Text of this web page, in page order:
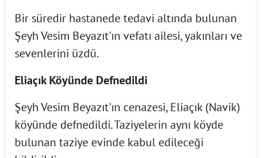
Bir süredir hastanede tedavi altında bulunan
Şeyh Vesim Beyazıt'ın vefatı ailesi, yakınları ve
sevenlerini üzdü.
Eliaçık Köyünde Defnedildi
Şeyh Vesim Beyazıt'ın cenazesi, Eliaçık (Navik)
köyünde defnedildi. Taziyelerin aynı köyde
bulunan taziye evinde kabul edileceği